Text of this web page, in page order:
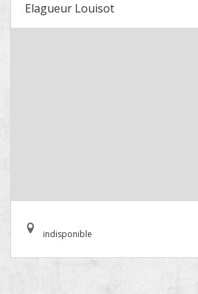
Elagueur Louisot
indisponible